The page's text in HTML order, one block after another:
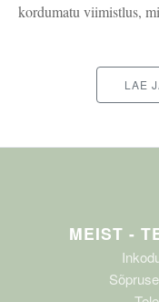
kordumatu viimistlus,
LAE
MEIST -